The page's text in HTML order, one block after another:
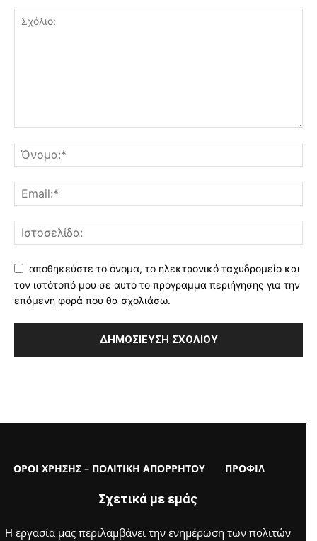
αποθηκεύστε το όνομα, το ηλεκτρονικό ταχυδρομείο και
τον ιστότοπό μου σε αυτό το πρόγραμμα περιήγησης για την
επόμενη φορά που θα σχολιάσω.
ΟΡΟΙ ΧΡΗΣΗΣ – ΠΟΛΙΤΙΚΗ ΑΠΟΡΡΗΤΟΥ ΠΡΟΦΙΛ
Σχετικά με εμάς
Η εργασία μας περιλαμβάνει την ενημέρωση των πολιτών